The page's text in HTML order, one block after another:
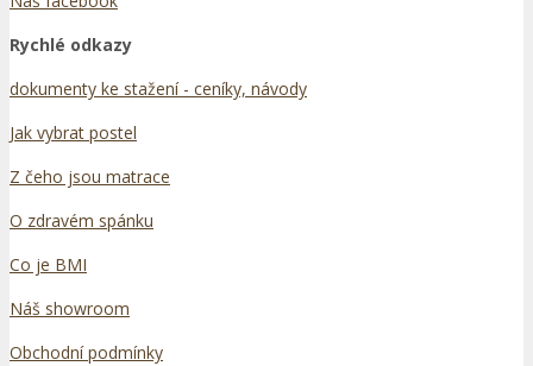
Rychlé odkazy
dokumenty ke stažení - ceníky, návody
Jak vybrat postel
Z čeho jsou matrace
O zdravém spánku
Co je BMI
Náš showroom
Obchodní podmínky